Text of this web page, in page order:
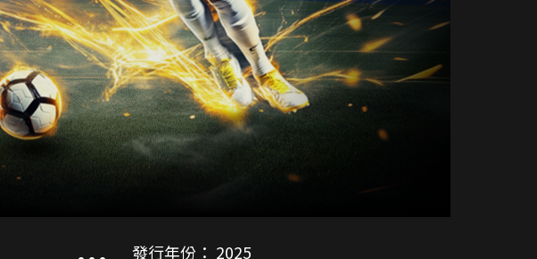
發行年份： 2025